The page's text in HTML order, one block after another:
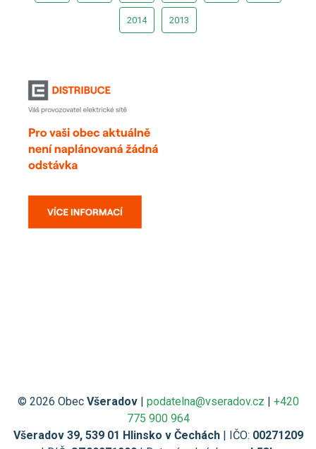
2014 2013
© 2026 Obec Všeradov| podatelna@vseradov.cz | +420
775 900 964
Všeradov 39, 539 01 Hlinsko v Čechách| IČO: 00271209